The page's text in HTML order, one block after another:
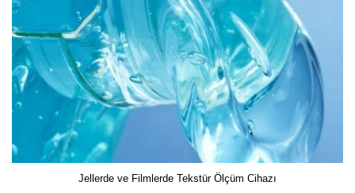
Jellerde ve Filmlerde Tekstür Ölçüm Cihazı